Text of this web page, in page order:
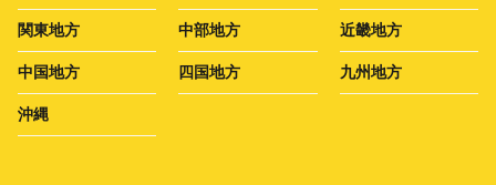
関東地方 中部地方 近畿地方
中国地方 四国地方 九州地方
沖縄